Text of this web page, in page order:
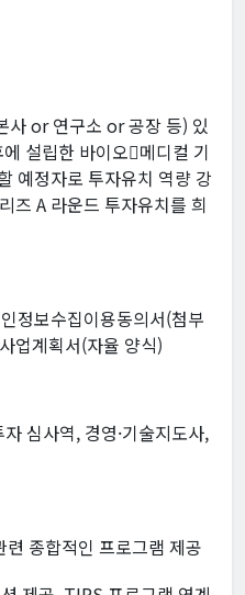
사 or 연구소 or 공장 등) 있
설립한 바이오메디컬 기
예정자로 투자유치 역량 강
즈 A 라운드 투자유치를 희
정보수집이용동의서(첨부
업계획서(자율 양식)
심사역, 경영·기술지도사,
종합적인 프로그램 제공